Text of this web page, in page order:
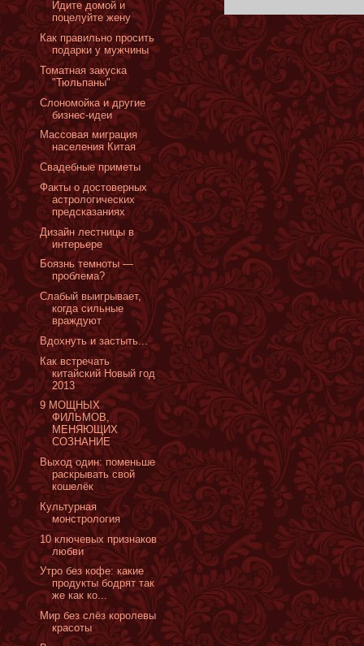
Идите домой и
поцелуйте жену
Как правильно просить
подарки у мужчины
Томатная закуска
"Тюльпаны"
Слономойка и другие
бизнес-идеи
Массовая миграция
населения Китая
Cвадебные приметы
Факты о достоверных
астрологических
предсказаниях
Дизайн лестницы в
интерьере
Боязнь темноты —
проблема?
Слабый выигрывает,
когда сильные
враждуют
Вдохнуть и застыть...
Как встречать
китайский Новый год
2013
‎9 МОЩНЫХ
ФИЛЬМОВ,
МЕНЯЮЩИХ
СОЗНАНИЕ
Выход один: поменьше
раскрывать свой
кошелёк
Культурная
монстрология
10 ключевых признаков
любви
Утро без кофе: какие
продукты бодрят так
же как ко...
Мир без слёз королевы
красоты